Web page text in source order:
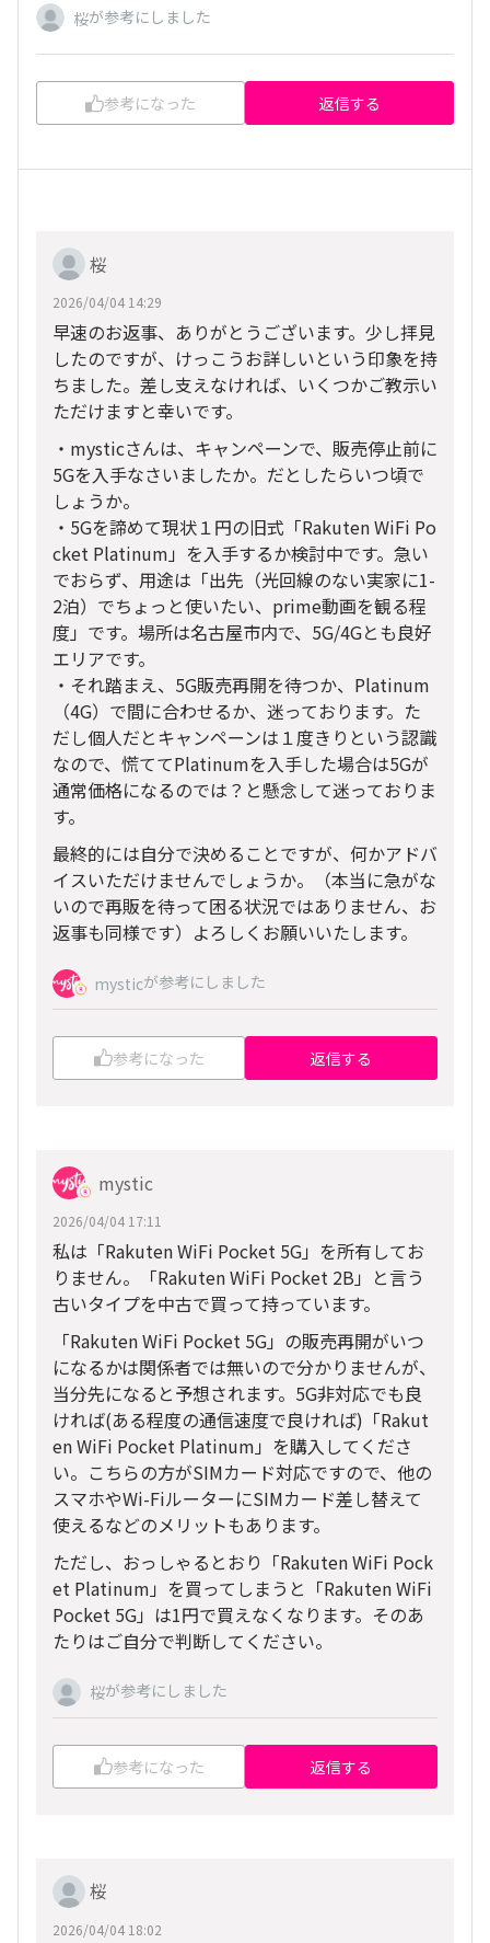
桜が参考にしました
参考になった 返信する
桜
2026/04/04 14:29
早速のお返事、ありがとうございます。少し拝見
したのですが、けっこうお詳しいという印象を持
ちました。差し支えなければ、いくつかご教示い
ただけますと幸いです。
・mysticさんは、キャンペーンで、販売停止前に
5Gを入手なさいましたか。だとしたらいつ頃で
しょうか。
・5Gを諦めて現状１円の旧式「Rakuten WiFi Po
cket Platinum」を入手するか検討中です。急い
でおらず、用途は「出先（光回線のない実家に1-
2泊）でちょっと使いたい、prime動画を観る程
度」です。場所は名古屋市内で、5G/4Gとも良好
エリアです。
・それ踏まえ、5G販売再開を待つか、Platinum
（4G）で間に合わせるか、迷っております。た
だし個人だとキャンペーンは１度きりという認識
なので、慌ててPlatinumを入手した場合は5Gが
通常価格になるのでは？と懸念して迷っておりま
す。
最終的には自分で決めることですが、何かアドバ
イスいただけませんでしょうか。（本当に急がな
いので再販を待って困る状況ではありません、お
返事も同様です）よろしくお願いいたします。
mysticが参考にしました
参考になった 返信する
mystic
2026/04/04 17:11
私は「Rakuten WiFi Pocket 5G」を所有してお
りません。「Rakuten WiFi Pocket 2B」と言う
古いタイプを中古で買って持っています。
「Rakuten WiFi Pocket 5G」の販売再開がいつ
になるかは関係者では無いので分かりませんが、
当分先になると予想されます。5G非対応でも良
ければ(ある程度の通信速度で良ければ)「Rakut
en WiFi Pocket Platinum」を購入してくださ
い。こちらの方がSIMカード対応ですので、他の
スマホやWi-FiルーターにSIMカード差し替えて
使えるなどのメリットもあります。
ただし、おっしゃるとおり「Rakuten WiFi Pock
et Platinum」を買ってしまうと「Rakuten WiFi
Pocket 5G」は1円で買えなくなります。そのあ
たりはご自分で判断してください。
桜が参考にしました
参考になった 返信する
桜
2026/04/04 18:02